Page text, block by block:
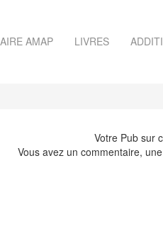
AMAP LIVRES
Votre Pub sur
Vous avez un commentaire,